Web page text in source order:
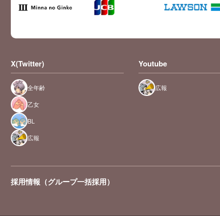
X(Twitter)
全年齢
乙女
BL
広報
Youtube
広報
採用情報（グループ一括採用）